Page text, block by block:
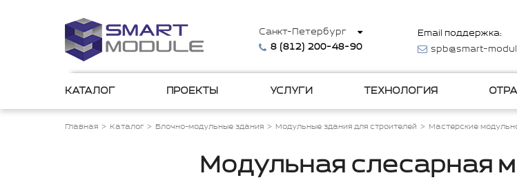
Санкт-Петербург
8 (812) 200-48-90
Email поддержка:
spb@smart-
КАТАЛОГ ПРОЕКТЫ УСЛУГИ ТЕХНОЛОГИЯ
Главная Каталог Блочно-модульные здания Модульные здания для строителей Мастерские
Модульная слесарная